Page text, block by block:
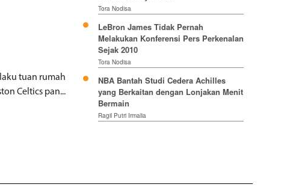
tuan rumah
Celtics pan...
Tora Nodisa
LeBron James Tidak Pernah
Melakukan Konferensi Pers Perkenalan
Sejak 2010
Tora Nodisa
NBA Bantah Studi Cedera Achilles
yang Berkaitan dengan Lonjakan Menit
Bermain
Ragil Putri Irmalia